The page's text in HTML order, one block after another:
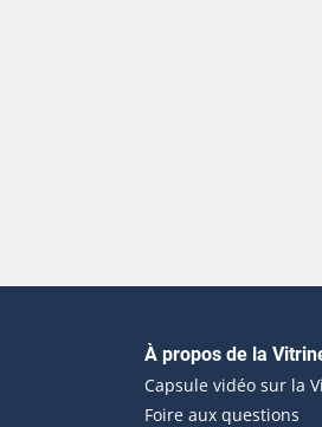
À propos de la
Capsule vidéo sur la
Foire aux questions